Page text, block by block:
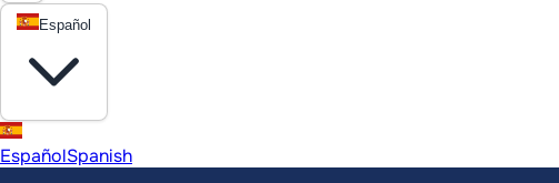
Español
EspañolSpanish